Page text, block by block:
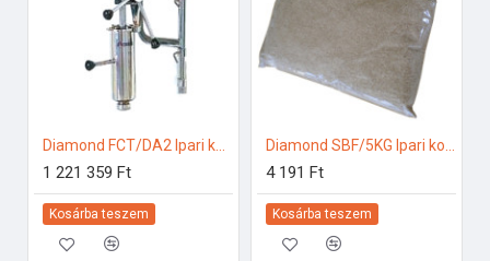
1 221 359 Ft
Kosárba teszem
4 191 Ft
Kosárba teszem